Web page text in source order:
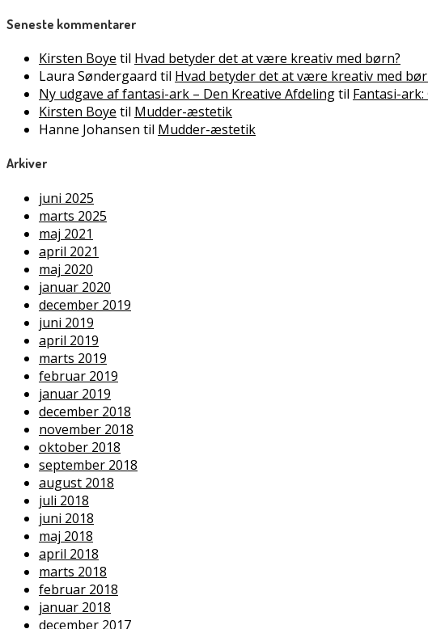
Seneste kommentarer
Kirsten Boye til Hvad betyder det at være kreativ med børn?
Laura Søndergaard til Hvad betyder det at være kreativ med
Ny udgave af fantasi-ark – Den Kreative Afdelingtil Fantasi-
Kirsten Boye til Mudder-æstetik
Hanne Johansen til Mudder-æstetik
Arkiver
juni 2025
marts 2025
maj 2021
april 2021
maj 2020
januar 2020
december 2019
juni 2019
april 2019
marts 2019
februar 2019
januar 2019
december 2018
november 2018
oktober 2018
september 2018
august 2018
juli 2018
juni 2018
maj 2018
april 2018
marts 2018
februar 2018
januar 2018
december 2017